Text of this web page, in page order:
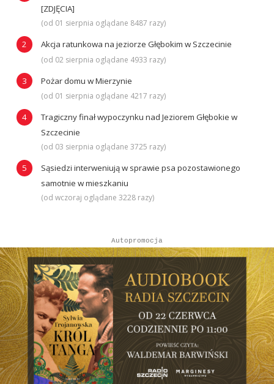
[ZDJĘCIA]
(od 01 sierpnia oglądane 8487 razy)
Akcja ratunkowa na jeziorze Głębokim w Szczecinie
(od 02 sierpnia oglądane 4933 razy)
Pożar domu w Mierzynie
(od 01 sierpnia oglądane 4217 razy)
Tragiczny finał wypoczynku nad Jeziorem Głębokie w
Szczecinie
(od 03 sierpnia oglądane 3725 razy)
Sąsiedzi interweniują w sprawie psa pozostawionego
samotnie w mieszkaniu
(od wczoraj oglądane 3228 razy)
Autopromocja